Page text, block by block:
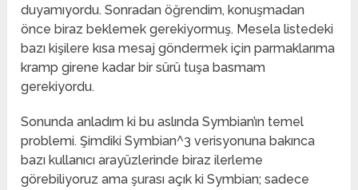
duyamıyordu. Sonradan öğrendim, konuşmadan
önce biraz beklemek gerekiyormuş. Mesela listedeki
bazı kişilere kısa mesaj göndermek için parmaklarıma
kramp girene kadar bir sürü tuşa basmam
gerekiyordu.
Sonunda anladım ki bu aslında Symbian’ın temel
problemi. Şimdiki Symbian^3 verisyonuna bakınca
bazı kullanıcı arayüzlerinde biraz ilerleme
görebiliyoruz ama şurası açık ki Symbian; sadece